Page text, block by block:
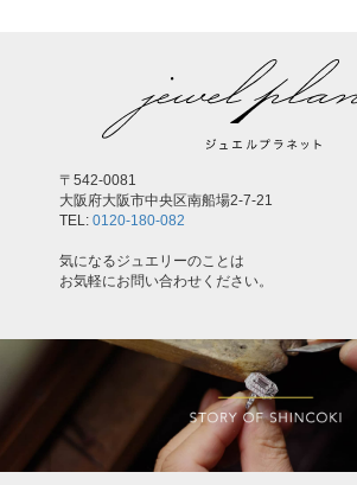
〒542-0081
大阪府大阪市中央区南船場2-7-21
TEL: 0120-180-082
気になるジュエリーのことは
お気軽にお問い合わせください。